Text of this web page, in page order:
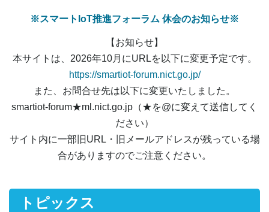
※スマートIoT推進フォーラム 休会のお知らせ※
【お知らせ】
本サイトは、2026年10月にURLを以下に変更予定です。
https://smartiot-forum.nict.go.jp/
また、お問合せ先は以下に変更いたしました。
smartiot-forum★ml.nict.go.jp（★を@に変えて送信してく
ださい）
サイト内に一部旧URL・旧メールアドレスが残っている場
合がありますのでご注意ください。
トピックス